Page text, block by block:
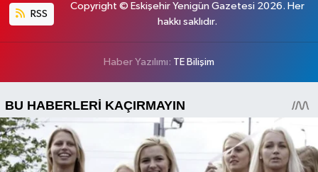
RSS
Copyright © Eskişehir Yenigün Gazetesi 2026. Her
hakkı saklıdır.
Haber Yazılımı: TE Bilişim